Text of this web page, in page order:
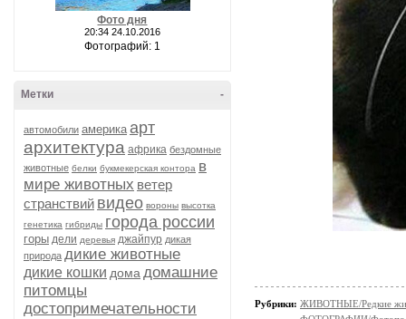
Фото дня
20:34 24.10.2016
Фотографий: 1
-
Метки
автомобили америка арт
архитектура африка бездомные
животные белки букмекерская контора в
мире животных ветер
странствий видео вороны высотка
генетика гибриды города россии
горы дели деревья джайпур дикая
природа дикие животные
дикие кошки дома домашние
питомцы
достопримечательности
Рубрики: ЖИВОТНЫЕ/Редкие